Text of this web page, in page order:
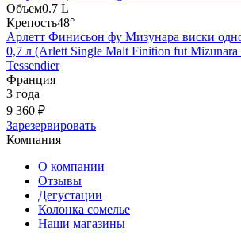
Объем0.7 L
Крепость48°
Арлетт Финисьон фу Мизунара виски
0,7 л (Arlett Single Malt Finition fut
Tessendier
Франция
3 года
9 360 ₽
Зарезервировать
Компания
О компании
Отзывы
Дегустации
Колонка сомелье
Наши магазины